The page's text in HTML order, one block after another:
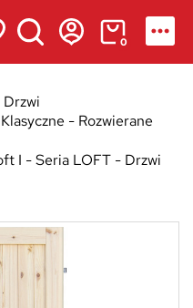
0
Drzwi
- Rozwierane
I - Seria LOFT - Drzwi